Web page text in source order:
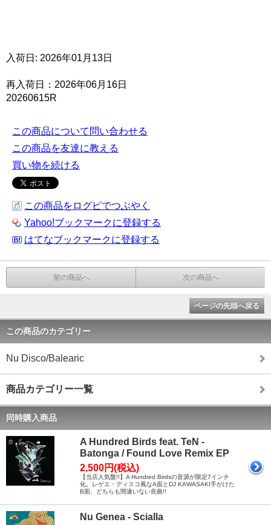
入荷日: 2026年01月13日
再入荷日：2026年06月16日
20260615R
この商品について問い合わせる
この商品を友達に教える
買い物を続ける
この商品をログピでつぶやく
Yahoo!ブックマークに登録する
はてなブックマークに登録する
前の商品へ 次の商品へ
ページの先頭へ戻る
この商品のカテゴリー
Nu Disco/Balearic
商品カテゴリー一覧
同時購入商品
A Hundred Birds feat. TeN -
Batonga / Found Love Remix EP
2,500円(税込)
【当店人気盤!!】A Hundred Birdsの音源が限定7インチ
化。レゲエ・ディスコ風なA面とDJ KAWASAKI手がけた
B面、どちらも間違いない良曲!!
Nu Genea - Scialla